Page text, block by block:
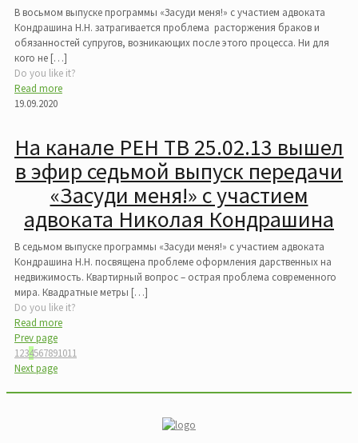
В восьмом выпуске программы «Засуди меня!» с участием адвоката
Кондрашина Н.Н. затрагивается проблема расторжения браков и
обязанностей супругов, возникающих после этого процесса. Ни для
кого не […]
Do you like it?
Read more
19.09.2020
На канале РЕН ТВ 25.02.13 вышел
в эфир седьмой выпуск передачи
«Засуди меня!» с участием
адвоката Николая Кондрашина
В седьмом выпуске программы «Засуди меня!» с участием адвоката
Кондрашина Н.Н. посвящена проблеме оформления дарственных на
недвижимость. Квартирный вопрос – острая проблема современного
мира. Квадратные метры […]
Do you like it?
Read more
Prev page
1234567891011
Next page